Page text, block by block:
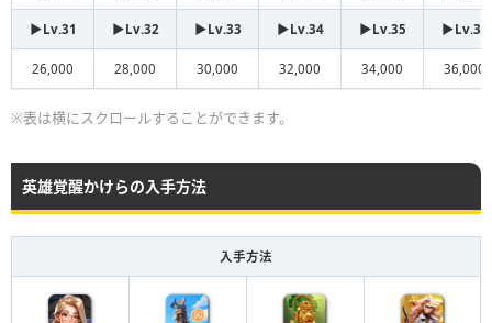
▶︎Lv.31 ▶︎Lv.32 ▶︎Lv.33 ▶︎Lv.34 ▶︎Lv.35 ▶︎Lv.36
26,000 28,000 30,000 32,000 34,000 36,000
※表は横にスクロールすることができます。
英雄覚醒かけらの入手方法
入手方法